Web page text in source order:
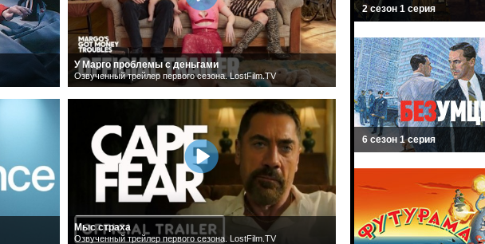
У Марго проблемы с деньгами
Озвученный трейлер первого сезона. LostFilm.TV
Мыс страха
Озвученный трейлер первого сезона. LostFilm.TV
2 сезон 1 серия
6 сезон 1 серия